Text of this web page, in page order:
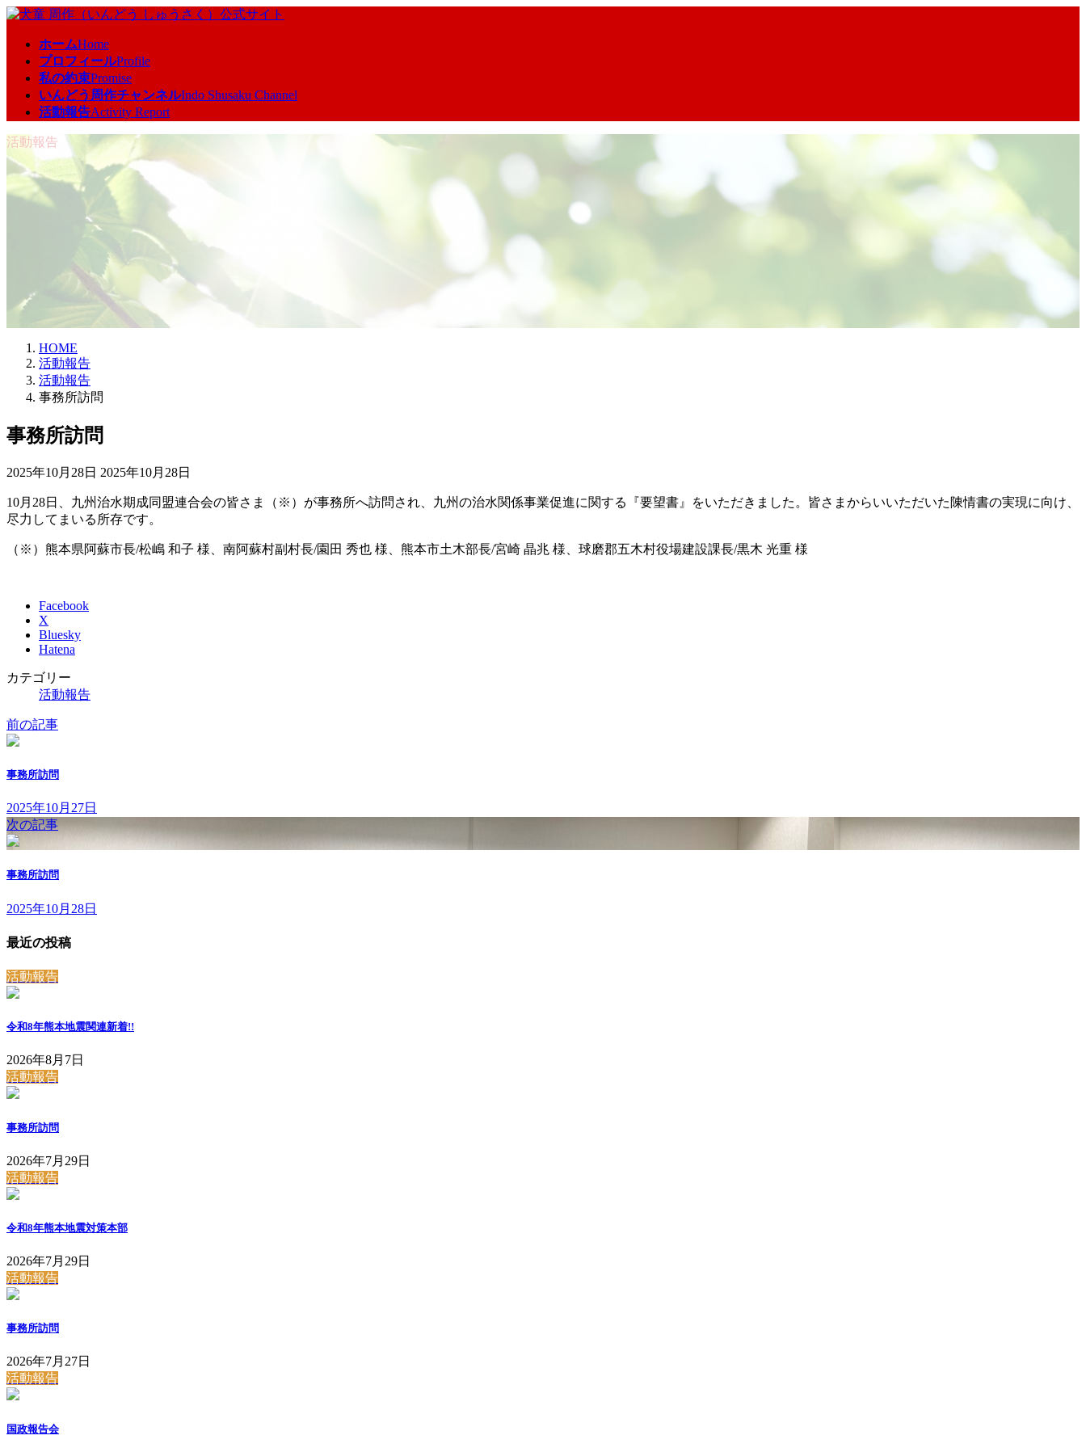
コ
キ
ッ
プ
ナ
に
移
動
ホームHome
プロフィールProfile
私の約束Promise
いんどう周作チャンネルIndo Shusaku Channel
活動報告Activity Report
活動報告
HOME
活動報告
活動報告
事務所訪問
事務所訪問
2025年10月28日 最
更
新
日
時
2025年10月28日
10月28日、九州治水期成同盟連合会の皆さま（※）が事務所へ訪問され、九州の治水関係事業促進に関する『要望書』をいただきました。皆さまからいいただいた陳情書の実現に向け、
尽力してまいる所存です。
（※）熊本県阿蘇市長/松嶋 和子 様、南阿蘇村副村長/園田 秀也 様、熊本市土木部長/宮崎 晶兆 様、球磨郡五木村役場建設課長/黒木 光重 様
Facebook
X
Bluesky
Hatena
カテゴリー
活動報告
前の記事
事務所訪問
2025年10月27日
次の記事
事務所訪問
2025年10月28日
最近の投稿
活動報告
令和8年熊本地震関連新着!!
2026年8月7日
活動報告
事務所訪問
2026年7月29日
活動報告
令和8年熊本地震対策本部
2026年7月29日
活動報告
事務所訪問
2026年7月27日
活動報告
国政報告会